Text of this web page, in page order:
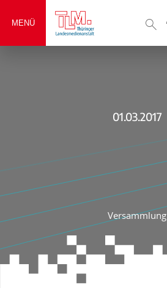
MENÜ
01.03.2017
Versammlung